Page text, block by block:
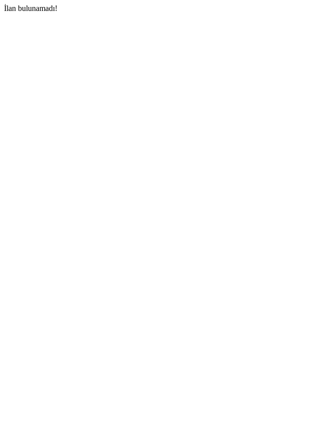
İlan bulunamadı!